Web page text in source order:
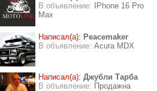
В объявление:
IPhone 16 Pro
Max
Написал(а): Peacemaker
В объявление: Acura MDX
Написал(а): Джубли Тарба
В объявление: Продажна